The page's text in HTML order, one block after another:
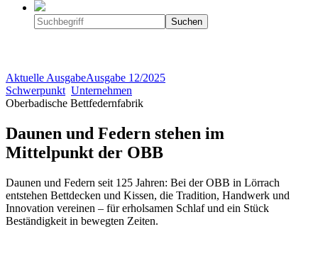
Aktuelle AusgabeAusgabe 12/2025
Schwerpunkt Unternehmen
Oberbadische Bettfedernfabrik
Daunen und Federn stehen im
Mittelpunkt der OBB
Daunen und Federn seit 125 Jahren: Bei der OBB in Lörrach
entstehen Bettdecken und Kissen, die Tradition, Handwerk und
Innovation vereinen – für erholsamen Schlaf und ein Stück
Beständigkeit in bewegten Zeiten.